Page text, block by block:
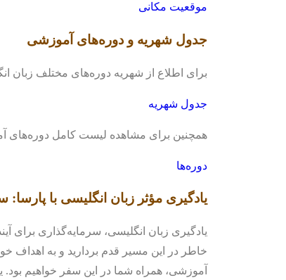
موقعیت مکانی
جدول شهریه و دوره‌های آموزشی
برای اطلاع از شهریه دوره‌های مختلف زبان
جدول شهریه
همچنین برای مشاهده لیست کامل دوره‌های
دوره‌ها
یادگیری مؤثر زبان انگلیسی با پارسا:
یادگیری زبان انگلیسی، سرمایه‌گذاری برای
خاطر در این مسیر قدم بردارید و به اهداف
آموزشی، همراه شما در این سفر خواهیم بود.